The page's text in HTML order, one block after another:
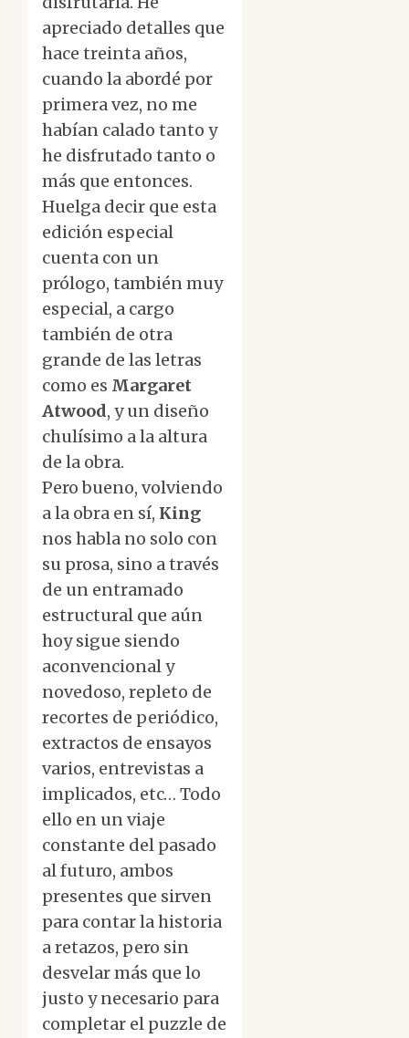
apreciado detalles que
hace treinta años,
cuando la abordé por
primera vez, no me
habían calado tanto y
he disfrutado tanto o
más que entonces.
Huelga decir que esta
edición especial
cuenta con un
prólogo, también muy
especial, a cargo
también de otra
grande de las letras
como es Margaret
Atwood, y un diseño
chulísimo a la altura
de la obra.
Pero bueno, volviendo
a la obra en sí, King
nos habla no solo con
su prosa, sino a través
de un entramado
estructural que aún
hoy sigue siendo
aconvencional y
novedoso, repleto de
recortes de periódico,
extractos de ensayos
varios, entrevistas a
implicados, etc… Todo
ello en un viaje
constante del pasado
al futuro, ambos
presentes que sirven
para contar la historia
a retazos, pero sin
desvelar más que lo
justo y necesario para
completar el puzzle de